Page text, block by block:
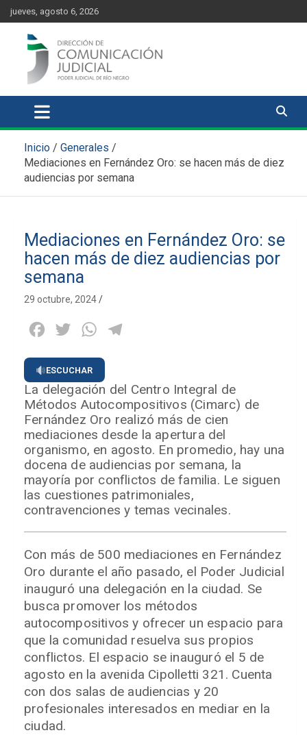
content
Skip
to
content
jueves, agosto 6, 2026
Comunicación Judicial
Inicio
Generales
Mediaciones en Fernández Oro: se hacen más de diez
audiencias por semana
Mediaciones en Fernández Oro: se
hacen más de diez audiencias por
semana
29 octubre, 2024
Facebook
Twitter WhatsApp
ESCUCHAR
La delegación del Centro Integral de
Métodos Autocompositivos (Cimarc) de
Fernández Oro realizó más de cien
mediaciones desde la apertura del
organismo, en agosto. En promedio, hay una
docena de audiencias por semana, la
mayoría por conflictos de familia. Le siguen
las cuestiones patrimoniales,
contravenciones y temas vecinales.
Con más de 500 mediaciones en Fernández
Oro durante el año pasado, el Poder Judicial
inauguró una delegación en la ciudad. Se
busca promover los métodos
autocompositivos y ofrecer un espacio para
que la comunidad resuelva sus propios
conflictos. El espacio se inauguró el 5 de
agosto en la avenida Cipolletti 321. Cuenta
con dos salas de audiencias y 20
profesionales interesados en mediar en la
ciudad.